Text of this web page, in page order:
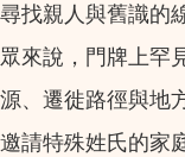
尋找親人與舊識的
眾來說，門牌上罕
源、遷徙路徑與地
邀請特殊姓氏的家